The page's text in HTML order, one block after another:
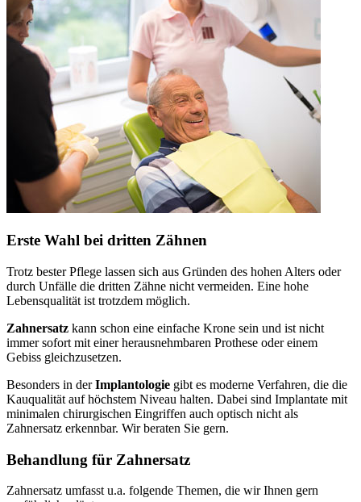
Erste Wahl bei dritten Zähnen
Trotz bester Pflege lassen sich aus Gründen des hohen Alters oder
durch Unfälle die dritten Zähne nicht vermeiden. Eine hohe
Lebensqualität ist trotzdem möglich.
Zahnersatz kann schon eine einfache Krone sein und ist nicht
immer sofort mit einer herausnehmbaren Prothese oder einem
Gebiss gleichzusetzen.
Besonders in derImplantologie gibt es moderne Verfahren, die die
Kauqualität auf höchstem Niveau halten. Dabei sind Implantate mit
minimalen chirurgischen Eingriffen auch optisch nicht als
Zahnersatz erkennbar. Wir beraten Sie gern.
Behandlung für Zahnersatz
Zahnersatz umfasst u.a. folgende Themen, die wir Ihnen gern